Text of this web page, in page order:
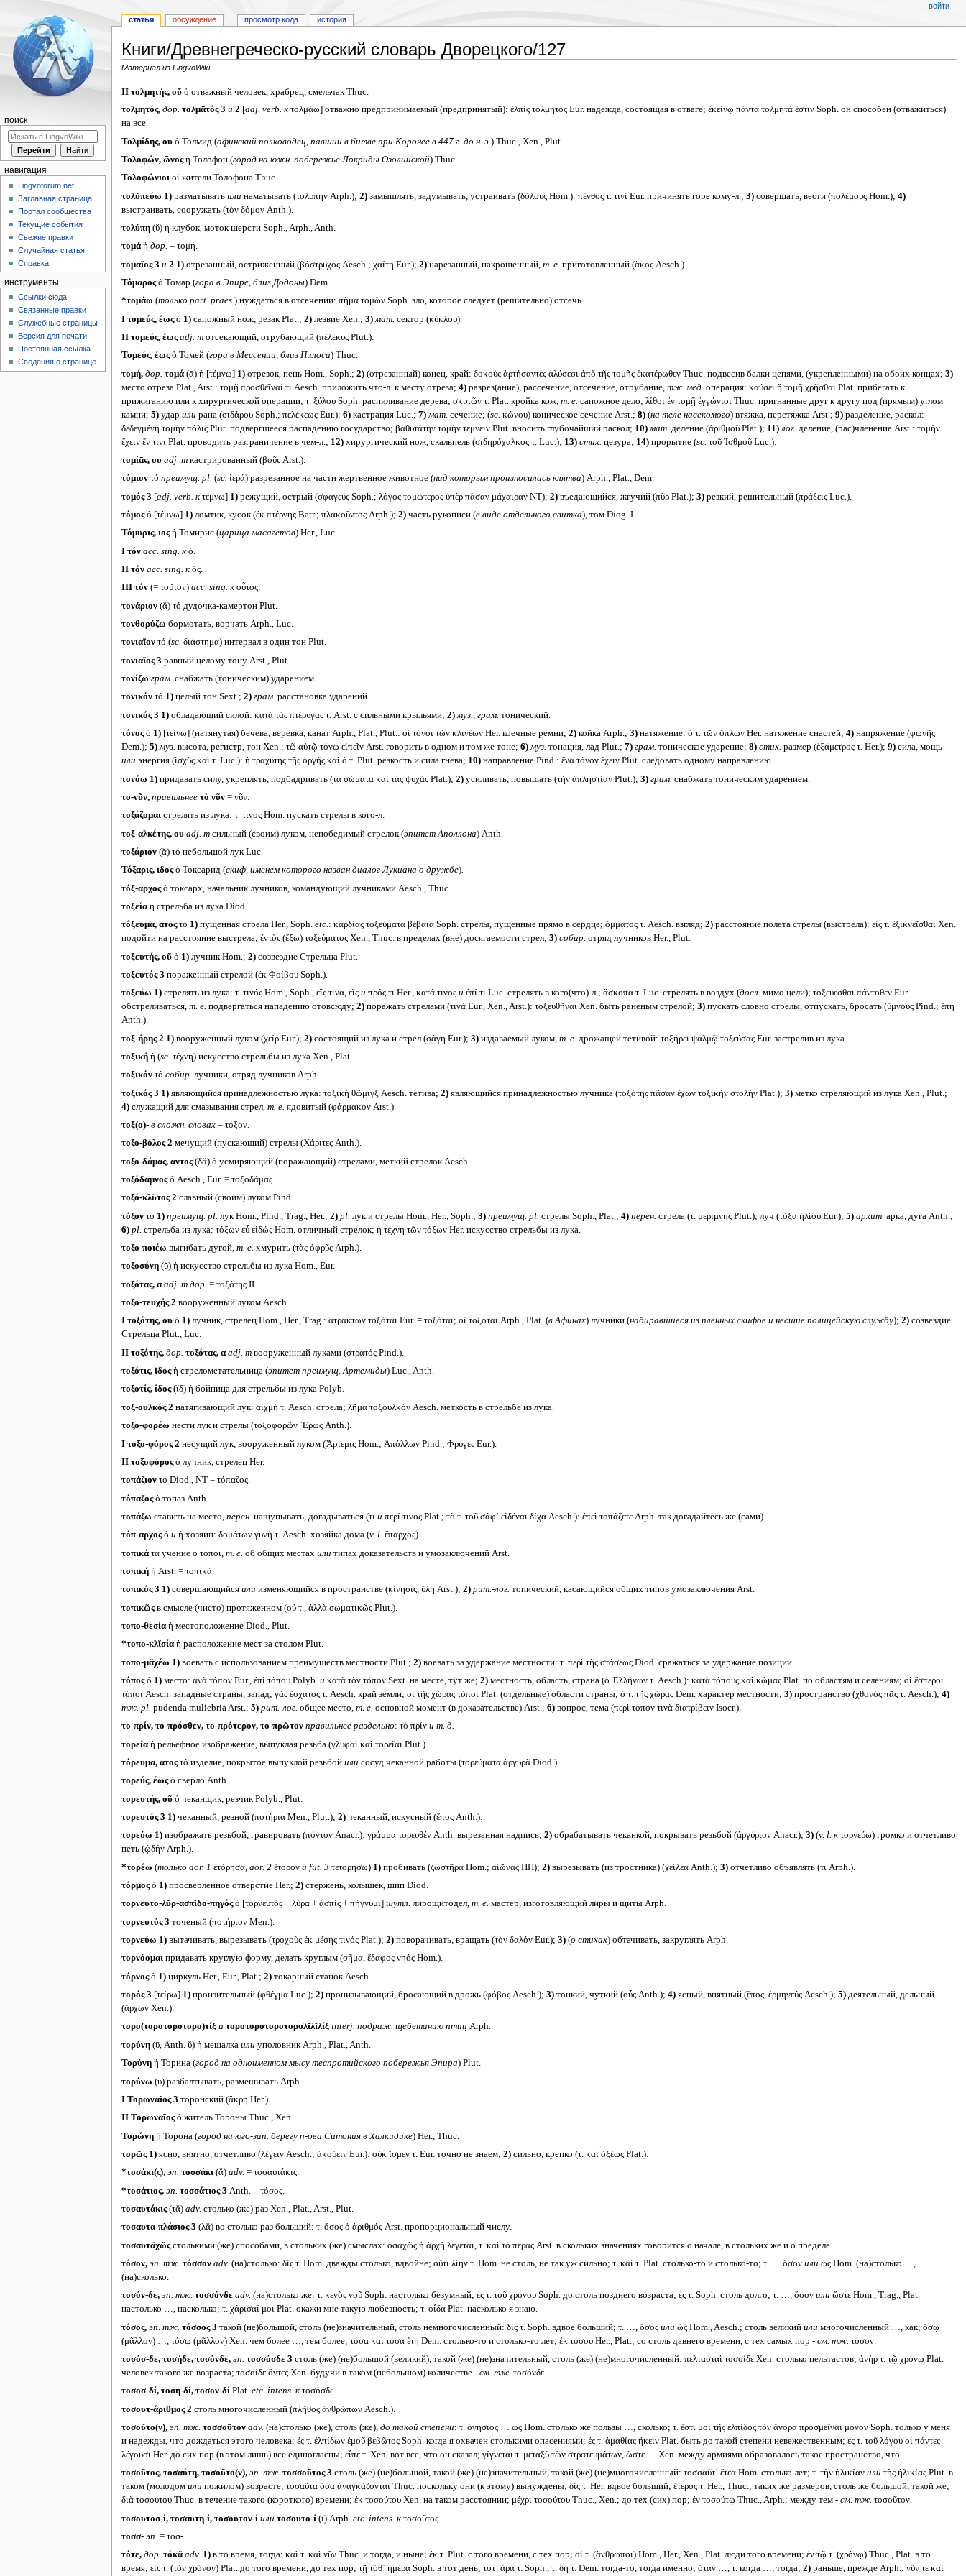
Книги/Древнегреческо-русский словарь Дворецкого/127
Материал из LingvoWiki
Перейти
Перейти
II τολμητής, οῦὁ отважный человек, храбрец, смельчак Thuc.
τολμητός, дор. τολμᾱτός 3 и 2 [adj. verb. кτολμάω] отважно предпринимаемый (предпринятый): ἐλπὶς τολμητός Eur. надежда, состоящая в отваге; ἐκείνῳ πάντα τολμητά ἐστιν Soph. он способен (отважиться)
на все.
Τολμίδης, ουὁ Толмид (афинский полководец, павший в битве при Коронее в 447 г. до н. э. ) Thuc., Xen., Plut.
Τολοφών, ῶνοςἡ Толофон (город на южн. побережье Локриды Озолийской) Thuc.
Τολοφώνιοι οἱ жители Толофона Thuc.
τολῠπεύω 1)разматывать или наматывать (τολυπήν Arph.); 2)замышлять, задумывать, устраивать (δόλους Hom.): πένθος τ. τινί Eur. причинять горе кому-л.; 3)совершать, вести (πολέμους Hom.); 4)
выстраивать, сооружать (τὸν δόμον Anth.).
τολύπη(ῠ) ἡ клубок, моток шерсти Soph., Arph., Anth.
τομά ἡ дор. = τομή.
τομαῖος 3 и 2 1)отрезанный, остриженный (βόστρυχος Aesch.; χαίτη Eur.); 2)нарезанный, накрошенный, т. е. приготовленный (ἄκος Aesch.).
Τόμαροςὁ Томар (гора в Эпире, близ Додоны) Dem.
*τομάω (только part. praes.) нуждаться в отсечении: πῆμα τομῶν Soph. зло, которое следует (решительно) отсечь.
I τομεύς, έωςὁ 1)сапожный нож, резак Plat.; 2)лезвие Xen.; 3) мат. сектор (κύκλου).
II τομεύς, έως adj. mотсекающий, отрубающий (πέλεκυς Plut.).
Τομεύς, έωςὁ Томей (гора в Мессении, близ Пилоса) Thuc.
τομή, дор. τομά(ᾱ) ἡ [τέμνω] 1)отрезок, пень Hom., Soph.; 2)(отрезанный) конец, край: δοκοὺς ἀρτήσαντες ἁλύσεσι ἀπὸ τῆς τομῆς ἑκατέρωθεν Thuc. подвесив балки цепями, (укрепленными) на обоих концах; 3)
место отреза Plat., Arst.: τομῇ προσθεῖναί τι Aesch. приложить что-л. к месту отреза; 4)разрез(ание), рассечение, отсечение, отрубание, тж. мед. операция: καύσει ἢ τομῇ χρῆσθαι Plat. прибегать к
прижиганию или к хирургической операции; τ. ξύλου Soph. распиливание дерева; σκυτῶν τ. Plat. кройка кож, т. е. сапожное дело; λίθοι ἐν τομῇ ἐγγώνιοι Thuc. пригнанные друг к другу под (прямым) углом
камни; 5)удар или рана (σιδάρου Soph.; πελέκεως Eur.); 6)кастрация Luc.; 7) мат. сечение; (sc. κώνου) коническое сечение Arst.; 8)(на теле насекомого) втяжка, перетяжка Arst.; 9)разделение, раскол:
δεδεγμένη τομὴν πόλις Plut. подвергшееся распадению государство; βαθυτάτην τομὴν τέμνειν Plut. вносить глубочайший раскол; 10) мат. деление (ἀριθμοῦ Plat.); 11) лог. деление, (рас)членение Arst.: τομὴν
ἔχειν ἔν τινι Plat. проводить разграничение в чем-л.; 12)хирургический нож, скальпель (σιδηρόχαλκος τ. Luc.); 13) стих. цезура; 14)прорытие (sc. τοῦ Ἰσθμοῦ Luc.).
τομίᾱς, ου adj. mкастрированный (βοῦς Arst.).
τόμιον τό преимущ. pl. (sc. ἱερά) разрезанное на части жертвенное животное (над которым произносилась клятва) Arph., Plat., Dem.
τομός 3 [adj. verb. кτέμνω] 1)режущий, острый (σφαγεύς Soph.; λόγος τομώτερος ὑπὲρ πᾶσαν μάχαιραν NT); 2)въедающийся, жгучий (πῦρ Plat.); 3)резкий, решительный (πράξεις Luc.).
τόμοςὁ [τέμνω] 1)ломтик, кусок (ἐκ πτέρνης Batr.; πλακοῦντος Arph.); 2)часть рукописи (в виде отдельного свитка),том Diog. L.
Τόμυρις, ιοςἡ Томирис (царица масагетов) Her., Luc.
I τόν acc. sing. кὁ.
II τόν acc. sing. кὅς.
III τόν (= τοῦτον) acc. sing. кοὖτος.
τονάριον(ᾰ) τό дудочка-камертон Plut.
τονθορύζω бормотать, ворчать Arph., Luc.
τονιαῖον τό (sc. διάστημα) интервал в один тон Plut.
τονιαῖος 3 равный целому тону Arst., Plut.
τονίζω грам. снабжать (тоническим) ударением.
τονικόν τό 1)целый тон Sext.; 2) грам. расстановка ударений.
τονικός 3 1)обладающий силой: κατὰ τὰς πτέρυγας τ. Arst. с сильными крыльями; 2) муз., грам. тонический.
τόνοςὁ 1)[τείνω] (натянутая) бечева, веревка, канат Arph., Plat., Plut.: οἱ τόνοι τῶν κλινέων Her. коечные ремни; 2)койка Arph.; 3)натяжение: ὁ τ. τῶν ὅπλων Her. натяжение снастей; 4)напряжение (φωνῆς
Dem.); 5) муз. высота, регистр, тон Xen.: τῷ αὐτῷ τόνῳ εἰπεῖν Arst. говорить в одном и том же тоне; 6) муз. тонация, лад Plut.; 7) грам. тоническое ударение; 8) стих. размер (ἑξάμετρος τ. Her.); 9)сила, мощь
или энергия (ἰσχὺς καὶ τ. Luc.): ἡ τραχύτης τῆς ὀργῆς καὶ ὁ τ. Plut. резкость и сила гнева; 10)направление Pind.: ἕνα τόνον ἔχειν Plut. следовать одному направлению.
τονόω 1)придавать силу, укреплять, подбадривать (τὰ σώματα καὶ τὰς ψυχάς Plat.); 2)усиливать, повышать (τὴν ἀπληστίαν Plut.); 3) грам. снабжать тоническим ударением.
το-νῦν, правильнее τὸ νῦν = νῦν.
τοξάζομαι стрелять из лука: τ. τινος Hom. пускать стрелы в кого-л.
τοξ-αλκέτης, ου adj. mсильный (своим) луком, непобедимый стрелок (эпитет Аполлона) Anth.
τοξάριον(ᾰ) τό небольшой лук Luc.
Τόξαρις, ιδοςὁ Токсарид (скиф, именем которого назван диалог Лукиана о дружбе).
τόξ-αρχοςὁ токсарх, начальник лучников, командующий лучниками Aesch., Thuc.
τοξεία ἡ стрельба из лука Diod.
τόξευμα, ατοςτό 1)пущенная стрела Her., Soph. etc.: καρδίας τοξεύματα βέβαια Soph. стрелы, пущенные прямо в сердце; ὄμματος τ. Aesch. взгляд; 2)расстояние полета стрелы (выстрела): εἰς τ. ἐξικνεῖσθαι Xen.
подойти на расстояние выстрела; ἐντὸς (ἔξω) τοξεύματος Xen., Thuc. в пределах (вне) досягаемости стрел; 3) собир. отряд лучников Her., Plut.
τοξευτής, οῦὁ 1)лучник Hom.; 2)созвездие Стрельца Plut.
τοξευτός 3 пораженный стрелой (ἐκ Φοίβου Soph.).
τοξεύω 1)стрелять из лука: τ. τινός Hom., Soph., εἴς τινα, εἴς и πρός τι Her., κατά τινος и ἐπί τι Luc. стрелять в кого(что)-л.; ἄσκοπα τ. Luc. стрелять в воздух (досл. мимо цели); τοξεύεσθαι πάντοθεν Eur.
обстреливаться,т. е. подвергаться нападению отовсюду; 2)поражать стрелами (τινά Eur., Xen., Arst.): τοξευθῆναι Xen. быть раненым стрелой; 3)пускать словно стрелы, отпускать, бросать (ὕμνους Pind.; ἔπη
Anth.).
τοξ-ήρης 2 1)вооруженный луком (χείρ Eur.); 2)состоящий из лука и стрел (σάγη Eur.); 3)издаваемый луком, т. е. дрожащей тетивой: τοξήρει ψαλμῷ τοξεύσας Eur. застрелив из лука.
τοξική ἡ (sc. τέχνη) искусство стрельбы из лука Xen., Plat.
τοξικόν τό собир. лучники, отряд лучников Arph.
τοξικός 3 1)являющийся принадлежностью лука: τοξικὴ θῶμιγξ Aesch. тетива; 2)являющийся принадлежностью лучника (τοξότης πᾶσαν ἔχων τοξικὴν στολήν Plat.); 3)метко стреляющий из лука Xen., Plut.;
4)служащий для смазывания стрел, т. е. ядовитый (φάρμακον Arst.).
τοξ(ο)- в сложн. словах= τόξον.
τοξο-βόλος 2 мечущий (пускающий) стрелы (Χάριτες Anth.).
τοξο-δάμᾱς, αντος(δᾰ) ὁ усмиряющий (поражающий) стрелами, меткий стрелок Aesch.
τοξόδαμνοςὁ Aesch., Eur. = τοξοδάμας.
τοξό-κλῠτος 2 славный (своим) луком Pind.
τόξον τό 1) преимущ. pl. лук Hom., Pind., Trag., Her.; 2) pl. лук и стрелы Hom., Her., Soph.; 3) преимущ. pl. стрелы Soph., Plat.; 4) перен. стрела (τ. μερίμνης Plut.); луч (τόξα ἡλίου Eur.); 5) архит. арка, дуга Anth.;
6) pl. стрельба из лука: τόξων εὖ εἰδώς Hom. отличный стрелок; ἡ τέχνη τῶν τόξων Her. искусство стрельбы из лука.
τοξο-ποιέω выгибать дугой, т. е. хмурить (τὰς ὀφρῦς Arph.).
τοξοσύνη(ῠ) ἡ искусство стрельбы из лука Hom., Eur.
τοξότας, α adj. m дор. = τοξότης II.
τοξο-τευχής 2 вооруженный луком Aesch.
I τοξότης, ουὁ 1)лучник, стрелец Hom., Her., Trag.: ἀτράκτων τοξόται Eur. = τοξόται; οἱ τοξόται Arph., Plat. (в Афинах) лучники (набиравшиеся из пленных скифов и несшие полицейскую службу); 2)созвездие
Стрельца Plut., Luc.
II τοξότης, дор. τοξότας, α adj. mвооруженный луками (στρατός Pind.).
τοξότις, ῐδοςἡ стрелометательница (эпитет преимущ. Артемиды) Luc., Anth.
τοξοτίς, ίδος(ῐδ) ἡ бойница для стрельбы из лука Polyb.
τοξ-ουλκός 2 натягивающий лук: αἰχμὴ τ. Aesch. стрела; λῆμα τοξουλκόν Aesch. меткость в стрельбе из лука.
τοξο-φορέω нести лук и стрелы (τοξοφορῶν Ἔρως Anth.).
I τοξο-φόρος 2 несущий лук, вооруженный луком (Ἄρτεμις Hom.; Ἀπόλλων Pind.; Φρύγες Eur.).
II τοξοφόροςὁ лучник, стрелец Her.
τοπάζιον τό Diod., NT = τόπαζος.
τόπαζοςὁ топаз Anth.
τοπάζω ставить на место, перен. нащупывать, догадываться (τι и περί τινος Plat.; τὸ τ. τοῦ σάφ᾽ εἰδέναι δίχα Aesch.): ἐπεὶ τοπάζετε Arph. так догадайтесь же (сами).
τόπ-αρχοςὁ и ἡ хозяин: δομάτων γυνὴ τ. Aesch. хозяйка дома (v. l. ἔπαρχος).
τοπικά τά учение о τόποι, т. е. об общих местах или типах доказательств и умозаключений Arst.
τοπική ἡ Arst. = τοπικά.
τοπικός 3 1)совершающийся или изменяющийся в пространстве (κίνησις, ὕλη Arst.); 2) рит.-лог. топический, касающийся общих типов умозаключения Arst.
τοπικῶςв смысле (чисто) протяженном (οὐ τ., ἀλλὰ σωματικῶς Plut.).
τοπο-θεσία ἡ местоположение Diod., Plut.
*τοπο-κλῐσία ἡ расположение мест за столом Plut.
τοπο-μᾰχέω 1)воевать с использованием преимуществ местности Plut.; 2)воевать за удержание местности: τ. περὶ τῆς στάσεως Diod. сражаться за удержание позиции.
τόποςὁ 1)место: ἀνὰ τόπον Eur., ἐπὶ τόπου Polyb. и κατὰ τὸν τόπον Sext. на месте, тут же; 2)местность, область, страна (ὁ Ἑλλήνων τ. Aesch.): κατὰ τόπους καὶ κώμας Plat. по областям и селениям; οἱ ἕσπεροι
τόποι Aesch. западные страны, запад; γᾶς ἔσχατος τ. Aesch. край земли; οἱ τῆς χώρας τόποι Plat. (отдельные) области страны; ὁ τ. τῆς χώρας Dem. характер местности; 3)пространство (χθονὸς πᾶς τ. Aesch.); 4)
тж. pl. pudenda muliebria Arst.; 5) рит.-лог. общее место, т. е. основной момент (в доказательстве) Arst.; 6)вопрос, тема (περὶ τόπον τινὰ διατρίβειν Isocr.).
το-πρίν, το-πρόσθεν, το-πρότερον, το-πρῶτον правильнее раздельно: τὸ πρίν и т. д.
τορεία ἡ рельефное изображение, выпуклая резьба (γλυφαὶ καὶ τορεῖαι Plut.).
τόρευμα, ατοςτό изделие, покрытое выпуклой резьбой или сосуд чеканной работы (τορεύματα ἀργυρᾶ Diod.).
τορεύς, έωςὁ сверло Anth.
τορευτής, οῦὁ чеканщик, резчик Polyb., Plut.
τορευτός 3 1)чеканный, резной (ποτήρια Men., Plut.); 2)чеканный, искусный (ἔπος Anth.).
τορεύω 1)изображать резьбой, гравировать (πόντον Anacr.): γράμμα τορευθέν Anth. вырезанная надпись; 2)обрабатывать чеканкой, покрывать резьбой (ἀργύριον Anacr.); 3)(v. l. кτορνεύω) громко и отчетливо
петь (ᾠδήν Arph.).
*τορέω (только aor. 1 ἐτόρησα, aor. 2ἔτορον и fut. 3 τετορήσω) 1)пробивать (ζωστῆρα Hom.; αἰῶνας HH); 2)вырезывать (из тростника) (χείλεα Anth.); 3)отчетливо объявлять (τι Arph.).
τόρμοςὁ 1)просверленное отверстие Her.; 2)стержень, колышек, шип Diod.
τορνευτο-λῠρ-ασπῐδο-πηγόςὁ [τορνευτός + λύρα + ἀσπίς + πήγνυμι] шутл. лирощитодел, т. е. мастер, изготовляющий лиры и щиты Arph.
τορνευτός 3 точеный (ποτήριον Men.).
τορνεύω 1)вытачивать, вырезывать (τροχοὺς ἐκ μέσης τινός Plat.); 2)поворачивать, вращать (τὸν δαλόν Eur.); 3)(о стихах) обтачивать, закруглять Arph.
τορνόομαι придавать круглую форму, делать круглым (σῆμα, ἔδαφος νηός Hom.).
τόρνοςὁ 1)циркуль Her., Eur., Plat.; 2)токарный станок Aesch.
τορός 3 [τείρω] 1)пронзительный (φθέγμα Luc.); 2)пронизывающий, бросающий в дрожь (φόβος Aesch.); 3)тонкий, чуткий (οὖς Anth.); 4)ясный, внятный (ἔπος, ἑρμηνεύς Aesch.); 5)деятельный, дельный
(ἄρχων Xen.).
τορο(τοροτοροτορο)τίξ и τοροτοροτοροτορολῐλῐλίξ interj. подраж. щебетанию птиц Arph.
τορύνη (ῡ, Anth. ῠ) ἡ мешалка или уполовник Arph., Plat., Anth.
Τορύνη ἡ Торина (город на одноименном мысу теспротийского побережья Эпира) Plut.
τορύνω (ῡ) разбалтывать, размешивать Arph.
I Τορωναῖος 3 торонский (ἄκρη Her.).
II Τορωναῖοςὁ житель Тороны Thuc., Xen.
Τορώνη ἡ Торона (город на юго-зап. берегу п-ова Ситония в Халкидике) Her., Thuc.
τορῶς 1)ясно, внятно, отчетливо (λέγειν Aesch.; ἀκούειν Eur.): οὐκ ἴσμεν τ. Eur. точно не знаем; 2)сильно, крепко (τ. καὶ ὀξέως Plat.).
*τοσάκι(ς), эп. τοσσάκι(ᾰ) adv. = τοσαυτάκις.
*τοσάτιος, эп. τοσσάτιος 3 Anth. = τόσος.
τοσαυτάκις(τᾰ) adv. столько (же) раз Xen., Plat., Arst., Plut.
τοσαυτα-πλάσιος 3 (λᾰ) во столько раз больший: τ. ὅσος ὁ ἀριθμός Arst. пропорциональный числу.
τοσαυτᾰχῶςстолькими (же) способами, в стольких (же) смыслах: ὁσαχῶς ἡ ἀρχὴ λέγεται, τ. καὶ τὸ πέρας Arst. в скольких значениях говорится о начале, в стольких же и о пределе.
τόσον, эп. тж. τόσσον adv. (на)столько: δὶς τ. Hom. дважды столько, вдвойне; οὔτι λίην τ. Hom. не столь, не так уж сильно; τ. καὶ τ. Plat. столько-то и столько-то; τ. … ὅσον или ὡς Hom. (на)столько …,
(на)сколько.
τοσόν-δε, эп. тж. τοσσόνδε adv. (на)столько же: τ. κενὸς νοῦ Soph. настолько безумный; ἐς τ. τοῦ χρόνου Soph. до столь позднего возраста; ἐς τ. Soph. столь долго; τ. …, ὅσον или ὥστε Hom., Trag., Plat.
настолько …, насколько; τ. χάρισαί μοι Plat. окажи мне такую любезность; τ. οἶδα Plat. насколько я знаю.
τόσος, эп. тж. τόσσος 3 такой (не)большой, столь (не)значительный, столь немногочисленный: δὶς τ. Soph. вдвое больший; τ. …, ὅσος или ὡς Hom., Aesch.; столь великий или многочисленный …, как; ὅσῳ
(μᾶλλον) …, τόσῳ (μᾶλλον) Xen. чем более …, тем более; τόσα καὶ τόσα ἔτη Dem. столько-то и столько-то лет; ἐκ τόσου Her., Plat.; со столь давнего времени, с тех самых пор - см. тж. τόσον.
τοσόσ-δε, τοσήδε, τοσόνδε, эп. τοσσόσδε 3 столь (же) (не)большой (великий), такой (же) (не)значительный, столь (же) (не)многочисленный: πελτασταὶ τοσοίδε Xen. столько пельтастов; ἀνὴρ τ. τῷ χρόνῳ Plat.
человек такого же возраста; τοσοίδε ὄντες Xen. будучи в таком (небольшом) количестве - см. тж. τοσόνδε.
τοσοσ-δί, τοση-δί, τοσον-δίPlat. etc. intens. кτοσόσδε.
τοσουτ-άριθμος 2 столь многочисленный (πλῆθος ἀνθρώπων Aesch.).
τοσοῦτο(ν), эп. тж. τοσσοῦτον adv. (на)столько (же), столь (же), до такой степени: τ. ὀνήσιος … ὡς Hom. столько же пользы …, сколько; τ. ἔστι μοι τῆς ἐλπίδος τὸν ἄνορα προσμεῖναι μόνον Soph. только у меня
и надежды, что дождаться этого человека; ἐς τ. ἐλπίδων ἐμοῦ βεβῶτος Soph. когда я охвачен столькими опасениями; ἐς τ. ἀμαθίας ἥκειν Plat. быть до такой степени невежественным; ἐς τ. τοῦ λόγου οἱ πάντες
λέγουσι Her. до сих пор (в этом лишь) все единогласны; εἶπε τ. Xen. вот все, что он сказал; γίγνεται τ. μεταξὺ τῶν στρατευμάτων, ὥστε … Xen. между армиями образовалось такое пространство, что ….
τοσοῦτος, τοσαύτη, τοσοῦτο(ν), эп. тж. τοσσοῦτος 3 столь (же) (не)большой, такой (же) (не)значительный, такой (же) (не)многочисленный: τοσσαῦτ᾽ ἔτεα Hom. столько лет; τ. τὴν ἡλικίαν или τῆς ἡλικίας Plut. в
таком (молодом или пожилом) возрасте; τοσαῦτα ὅσα ἀναγκάζονται Thuc. поскольку они (к этому) вынуждены; δὶς τ. Her. вдвое больший; ἕτερος τ. Her., Thuc.; таких же размеров, столь же большой, такой же;
διὰ τοσούτου Thuc. в течение такого (короткого) времени; ἐκ τοσούτου Xen. на таком расстоянии; μέχρι τοσούτου Thuc., Xen.; до тех (сих) пор; ἐν τοσούτῳ Thuc., Arph.; между тем - см. тж. τοσοῦτον.
τοσουτοσ-ί, τοσαυτη-ΐ, τοσουτον-ί или τοσουτο-ΐ(ῑ) Arph. etc. intens. кτοσοῦτος.
τοσσ- эп. = τοσ-.
τότε, дор. τόκᾰ adv. 1)в то время, тогда: καὶ τ. καὶ νῦν Thuc. и тогда, и ныне; ἐκ τ. Plut. с того времени, с тех пор; οἱ τ. (ἄνθρωποι) Hom., Her., Xen., Plat. люди того времени; ἐν τῷ τ. (χρόνῳ) Thuc., Plat. в то
время; εἰς τ. (τὸν χρόνον) Plat. до того времени, до тех пор; τῇ τόθ᾽ ἡμέρᾳ Soph. в тот день; τότ᾽ ἄρα τ. Soph., τ. δὴ τ. Dem. тогда-то, тогда именно; ὅταν …, τ. когда …, тогда; 2)раньше, прежде Arph.: νῦν τε καὶ
статья обсуждение просмотр кода история
войти
поиск
навигация
Lingvoforum.net
Заглавная страница
Портал сообщества
Текущие события
Свежие правки
Случайная статья
Справка
инструменты
Ссылки сюда
Связанные правки
Служебные страницы
Версия для печати
Постоянная ссылка
Сведения о странице